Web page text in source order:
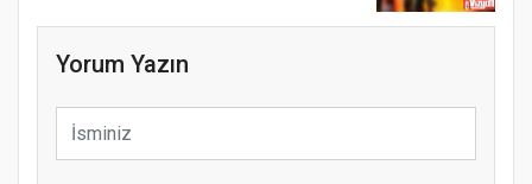
Yorum Yazın